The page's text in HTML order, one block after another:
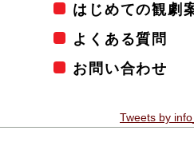
はじめての観劇
よくある質問
お問い合わせ
Tweets by